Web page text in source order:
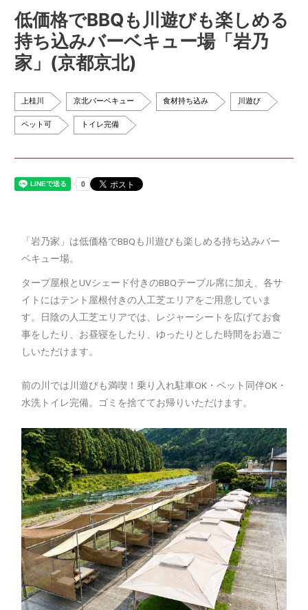
低価格でBBQも川遊びも楽しめる
持ち込みバーベキュー場「岩乃
家」(京都京北)
上桂川 京北バーベキュー 食材持ち込み 川遊び
ペット可 トイレ完備
「岩乃家」は低価格でBBQも川遊びも楽しめる持ち込みバー
ベキュー場。
タープ屋根とUVシェード付きのBBQテーブル席に加え、各サ
イトにはテント屋根付きの人工芝エリアをご用意していま
す。日陰の人工芝エリアでは、レジャーシートを広げてお食
事をしたり、お昼寝をしたり、ゆったりとした時間をお過ご
しいただけます。
前の川では川遊びも満喫！乗り入れ駐車OK・ペット同伴OK・
水洗トイレ完備。ゴミを捨ててお帰りいただけます。